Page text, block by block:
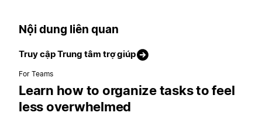
Nội dung liên quan
Truy cập Trung tâm trợ giúp
For Teams
Learn how to organize tasks to feel
less overwhelmed